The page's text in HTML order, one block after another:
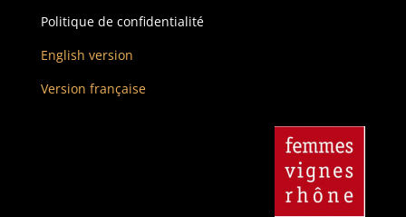
Politique de confidentialité
English version
Version française